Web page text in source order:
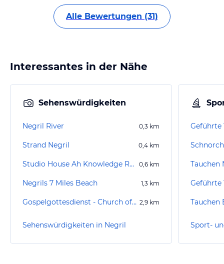
Alle Bewertungen (31)
Interessantes in der Nähe
Sehenswürdigkeiten
Negril River 0,3 km
Strand Negril 0,4 km
Studio House Ah Knowledge Records 0,6 km
Negrils 7 Miles Beach 1,3 km
Gospelgottesdienst - Church of god 2,9 km
Sehenswürdigkeiten in Negril
Tauchen
Tauchen
Sport-